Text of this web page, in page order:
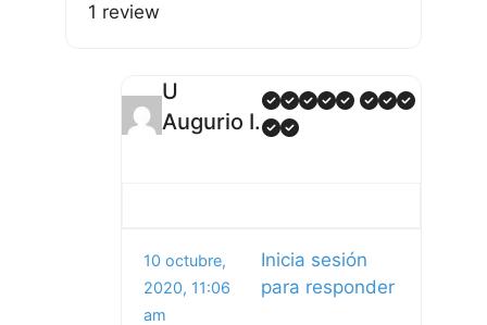
1 review
U
Augurio I.
10 octubre,
2020, 11:06
am
Inicia sesión
para responder